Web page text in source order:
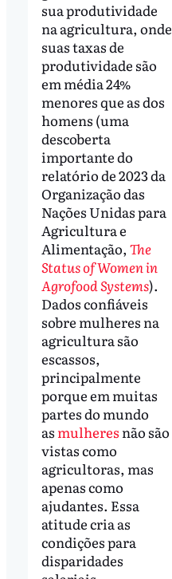
sua produtividade
na agricultura, onde
suas taxas de
produtividade são
em média 24%
menores que as dos
homens (uma
descoberta
importante do
relatório de 2023 da
Organização das
Nações Unidas para
Agricultura e
Alimentação, The
Status of Women in
Agrofood Systems).
Dados confiáveis ​​
sobre mulheres na
agricultura são
escassos,
principalmente
porque em muitas
partes do mundo
as mulheres não são
vistas como
agricultoras, mas
apenas como
ajudantes. Essa
atitude cria as
condições para
disparidades